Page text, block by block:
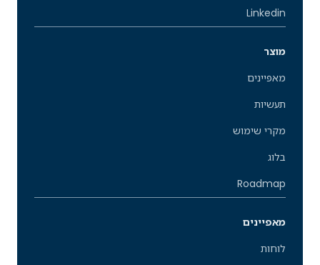
Linkedin
מוצר
מאפיינים
תעשיות
מקרי שימוש
בלוג
Roadmap
מאפיינים
לוחות